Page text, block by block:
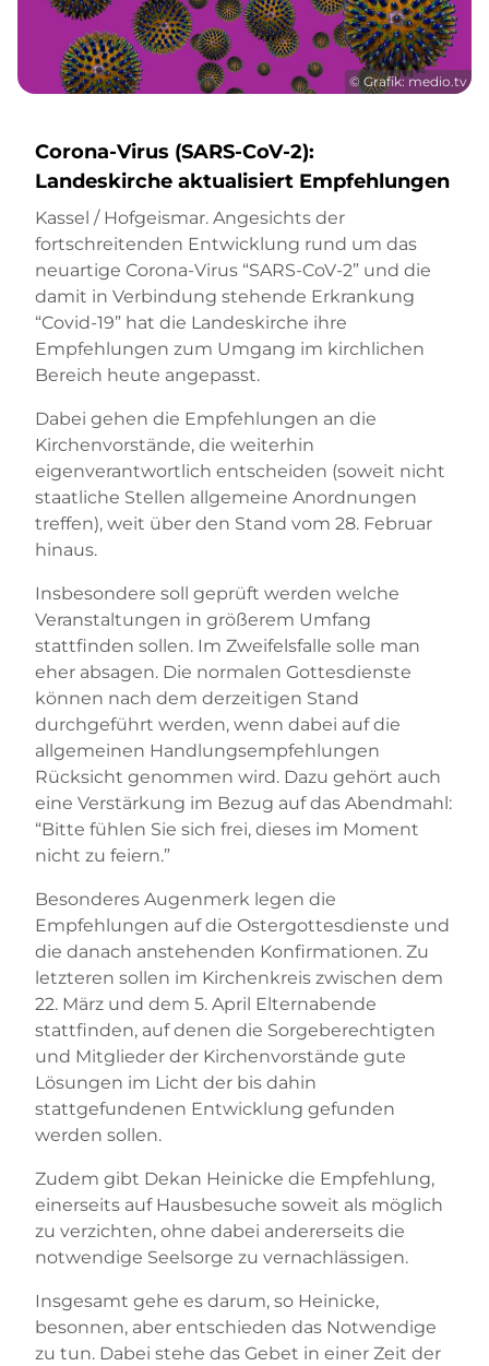
© Grafik: medio.tv
Corona-Virus (SARS-CoV-2):
Landeskirche aktualisiert Empfehlungen
Kassel / Hofgeismar. Angesichts der
fortschreitenden Entwicklung rund um das
neuartige Corona-Virus “SARS-CoV-2” und die
damit in Verbindung stehende Erkrankung
“Covid-19” hat die Landeskirche ihre
Empfehlungen zum Umgang im kirchlichen
Bereich heute angepasst.
Dabei gehen die Empfehlungen an die
Kirchenvorstände, die weiterhin
eigenverantwortlich entscheiden (soweit nicht
staatliche Stellen allgemeine Anordnungen
treffen), weit über den Stand vom 28. Februar
hinaus.
Insbesondere soll geprüft werden welche
Veranstaltungen in größerem Umfang
stattfinden sollen. Im Zweifelsfalle solle man
eher absagen. Die normalen Gottesdienste
können nach dem derzeitigen Stand
durchgeführt werden, wenn dabei auf die
allgemeinen Handlungsempfehlungen
Rücksicht genommen wird. Dazu gehört auch
eine Verstärkung im Bezug auf das Abendmahl:
“Bitte fühlen Sie sich frei, dieses im Moment
nicht zu feiern.”
Besonderes Augenmerk legen die
Empfehlungen auf die Ostergottesdienste und
die danach anstehenden Konfirmationen. Zu
letzteren sollen im Kirchenkreis zwischen dem
22. März und dem 5. April Elternabende
stattfinden, auf denen die Sorgeberechtigten
und Mitglieder der Kirchenvorstände gute
Lösungen im Licht der bis dahin
stattgefundenen Entwicklung gefunden
werden sollen.
Zudem gibt Dekan Heinicke die Empfehlung,
einerseits auf Hausbesuche soweit als möglich
zu verzichten, ohne dabei andererseits die
notwendige Seelsorge zu vernachlässigen.
Insgesamt gehe es darum, so Heinicke,
besonnen, aber entschieden das Notwendige
zu tun. Dabei stehe das Gebet in einer Zeit der